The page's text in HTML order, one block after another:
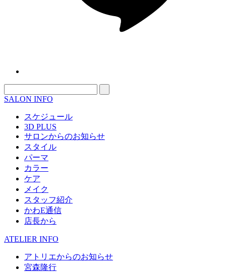
SALON INFO
スケジュール
3D PLUS
サロンからのお知らせ
スタイル
パーマ
カラー
ケア
メイク
スタッフ紹介
かわE通信
店長から
ATELIER INFO
アトリエからのお知らせ
宮森隆行